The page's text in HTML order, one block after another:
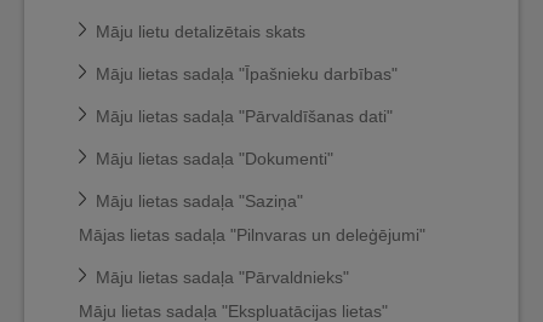
Māju lietu detalizētais skats
Māju lietas sadaļa "Īpašnieku darbības"
Māju lietas sadaļa "Pārvaldīšanas dati"
Māju lietas sadaļa "Dokumenti"
Māju lietas sadaļa "Saziņa"
Mājas lietas sadaļa "Pilnvaras un deleģējumi"
Māju lietas sadaļa "Pārvaldnieks"
Māju lietas sadaļa "Ekspluatācijas lietas"